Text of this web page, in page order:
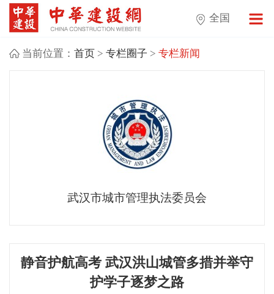
全国
当前位置： 首页> 专栏圈子 > 专栏新闻
武汉市城市管理执法委员会
静音护航高考 武汉洪山城管多措并举守
护学子逐梦之路